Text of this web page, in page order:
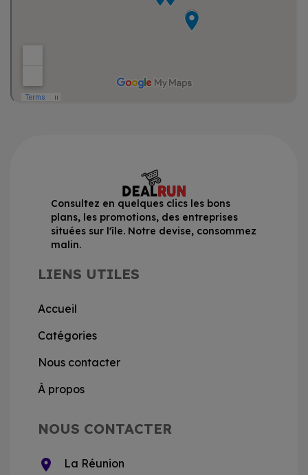
Consultez en quelques clics les bons
plans, les promotions, des entreprises
situées sur l'île. Notre devise, consommez
malin.
LIENS UTILES
Accueil
Catégories
Nous contacter
À propos
NOUS CONTACTER
location_on La Réunion